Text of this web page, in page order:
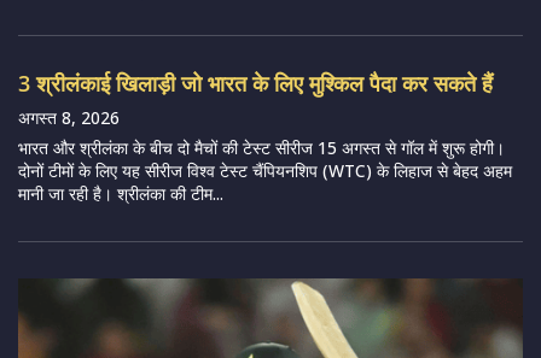
3 श्रीलंकाई खिलाड़ी जो भारत के लिए मुश्किल पैदा कर सकते हैं
अगस्त 8, 2026
भारत और श्रीलंका के बीच दो मैचों की टेस्ट सीरीज 15 अगस्त से गॉल में शुरू होगी।
दोनों टीमों के लिए यह सीरीज विश्व टेस्ट चैंपियनशिप (WTC) के लिहाज से बेहद अहम
मानी जा रही है। श्रीलंका की टीम...